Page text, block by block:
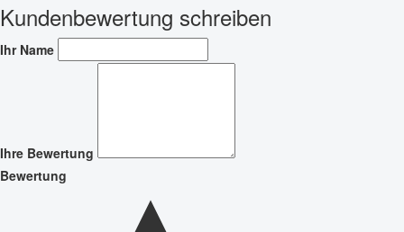
Kundenbewertung schreiben
Ihr Name
Ihre Bewertung
Bewertung